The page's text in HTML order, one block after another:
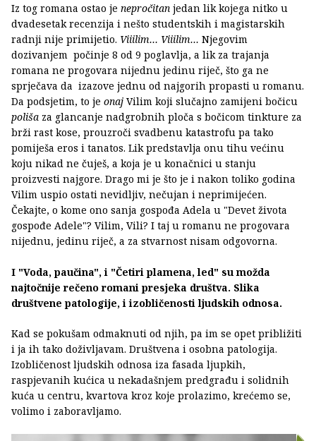
Iz tog romana ostao je nepročitan jedan lik kojega nitko u
dvadesetak recenzija i nešto studentskih i magistarskih
radnji nije primijetio. Viiilim… Viiilim… Njegovim
dozivanjem počinje 8 od 9 poglavlja, a lik za trajanja
romana ne progovara nijednu jedinu riječ, što ga ne
sprječava da izazove jednu od najgorih propasti u romanu.
Da podsjetim, to je onaj Vilim koji slučajno zamijeni bočicu
poliša za glancanje nadgrobnih ploča s bočicom tinkture za
brži rast kose, prouzroči svadbenu katastrofu pa tako
pomiješa eros i tanatos. Lik predstavlja onu tihu većinu
koju nikad ne čuješ, a koja je u konačnici u stanju
proizvesti najgore. Drago mi je što je i nakon toliko godina
Vilim uspio ostati nevidljiv, nečujan i neprimijećen.
Čekajte, o kome ono sanja gospođa Adela u "Devet života
gospođe Adele"? Vilim, Vili? I taj u romanu ne progovara
nijednu, jedinu riječ, a za stvarnost nisam odgovorna.
I "Voda, paučina", i "Četiri plamena, led" su možda
najtočnije rečeno romani presjeka društva. Slika
društvene patologije, i izobličenosti ljudskih odnosa.
Kad se pokušam odmaknuti od njih, pa im se opet približiti
i ja ih tako doživljavam. Društvena i osobna patologija.
Izobličenost ljudskih odnosa iza fasada ljupkih,
raspjevanih kućica u nekadašnjem predgrađu i solidnih
kuća u centru, kvartova kroz koje prolazimo, krećemo se,
volimo i zaboravljamo.